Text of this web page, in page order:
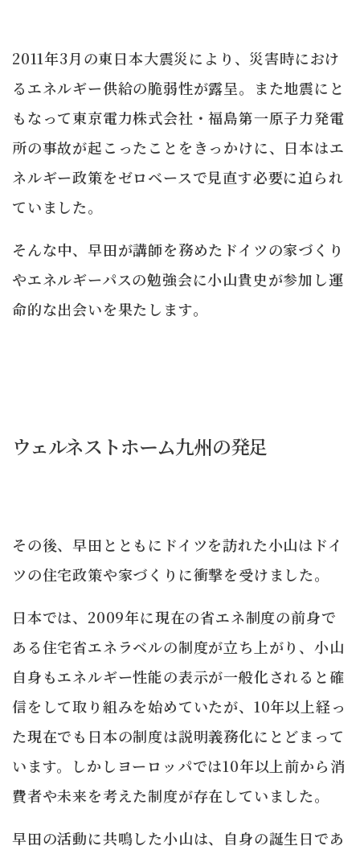
2011年3月の東日本大震災により、災害時におけ
るエネルギー供給の脆弱性が露呈。また地震にと
もなって東京電力株式会社・福島第一原子力発電
所の事故が起こったことをきっかけに、日本はエ
ネルギー政策をゼロベースで見直す必要に迫られ
ていました。
そんな中、早田が講師を務めたドイツの家づくり
やエネルギーパスの勉強会に小山貴史が参加し運
命的な出会いを果たします。
ウェルネストホーム九州の発足
その後、早田とともにドイツを訪れた小山はドイ
ツの住宅政策や家づくりに衝撃を受けました。
日本では、2009年に現在の省エネ制度の前身で
ある住宅省エネラベルの制度が立ち上がり、小山
自身もエネルギー性能の表示が一般化されると確
信をして取り組みを始めていたが、10年以上経っ
た現在でも日本の制度は説明義務化にとどまって
います。しかしヨーロッパでは10年以上前から消
費者や未来を考えた制度が存在していました。
早田の活動に共鳴した小山は、自身の誕生日であ